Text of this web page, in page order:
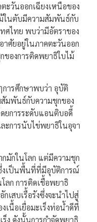
วันออกเฉียงเหนือของ
ในตับมีความสัมพันธ์กับ
ศไทย พบว่ามีอัตราของ
าศัยอยู่ในภาคตะวันออก
องการติดพยาธิใบไม้
ารศึกษาพบว่า อุบัติ
มพันธ์กับความชุกของ
ยการระดับแอนติบอดี้
ะการนับไข่พยาธิในอุจา
มักในโลก แต่มีความชุก
งเป็นพื้นที่ที่มีอุบัติการณ์
ลก การติดเชื้อพยาธิ
เสบเรื้อรังซึ่งจะนำไปสู่
เนื้อเยื่อมะเร็งท่อน้ำดีที่
ง ดังนั้นการกำจัดพยาธิ